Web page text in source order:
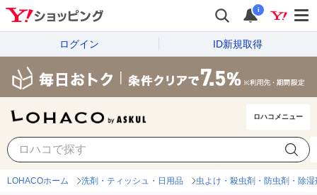
i
ログイン ID新規取得
ロハコメニュー
LOHACOホーム 洗剤・ティッシュ・日用品 虫よけ・殺虫剤・防虫剤・除湿